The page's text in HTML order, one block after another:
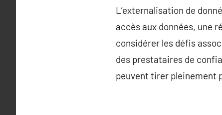
L’externalisation de
accès aux données, une
considérer les défis
des prestataires de
peuvent tirer pleinement